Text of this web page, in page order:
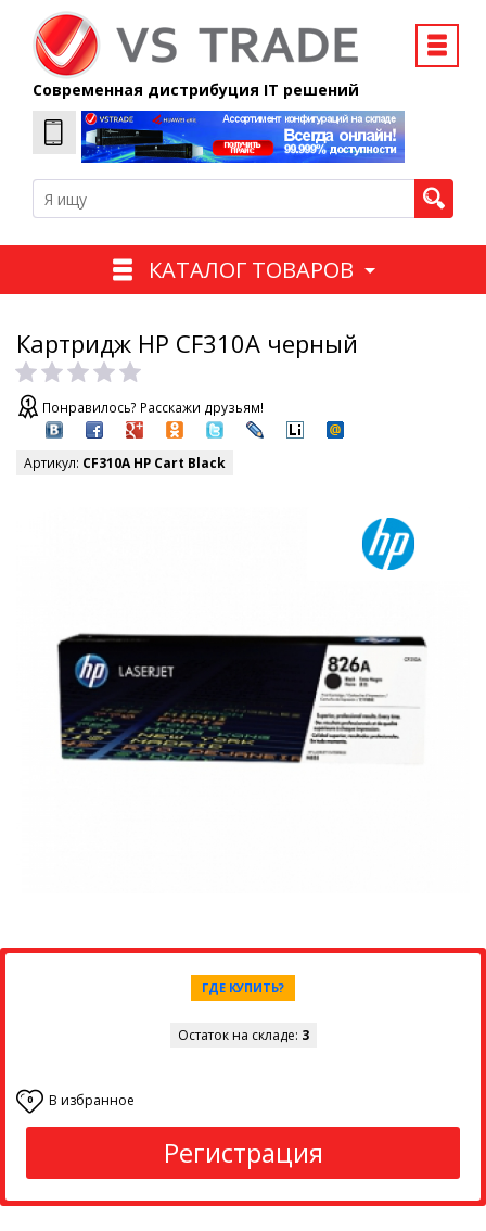
Современная дистрибуция IT решений
КАТАЛОГ ТОВАРОВ
Картридж HP CF310A черный
Понравилось? Расскажи друзьям!
Артикул: CF310A HP Cart Black
ГДЕ КУПИТЬ?
Остаток на складе: 3
0 В избранное
Регистрация